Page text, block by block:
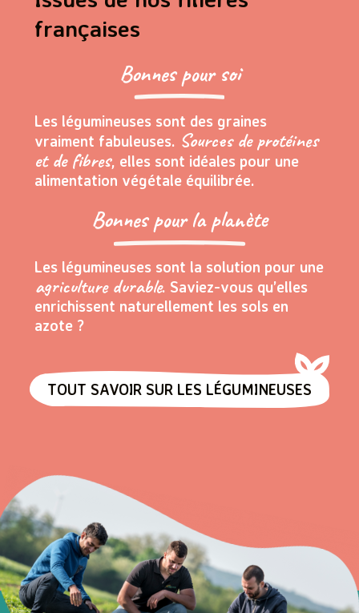
françaises
TOUT SAVOIR SUR LES LÉGUMINEUSES
Bonnes pour soi
Les légumineuses sont des graines
vraiment fabuleuses. Sources de protéines
et de fibres, elles sont idéales pour une
alimentation végétale équilibrée.
Bonnes pour la planète
Les légumineuses sont la solution pour une
agriculture durable. Saviez-vous qu’elles
enrichissent naturellement les sols en
azote ?